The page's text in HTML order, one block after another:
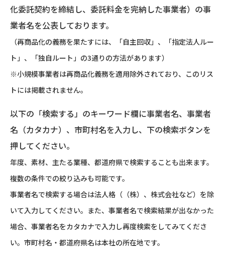
化委託契約を締結し、委託料金を完納した事業者）の事
業者名を公表しております。
（再商品化の義務を果たすには、「自主回収」、「指定法人ルー
ト」、「独自ルート」の3通りの方法があります）
※小規模事業者は再商品化義務を適用除外されており、このリス
トには掲載されません。
以下の「検索する」のキーワード欄に事業者名、事業者
名（カタカナ）、市町村名を入力し、下の検索ボタンを
押してください。
年度、素材、主たる業種、都道府県で検索することも出来ます。
複数の条件での絞り込みも可能です。
事業者名で検索する場合は法人格（（株）、株式会社など）を除
いて入力してください。また、事業者名で検索結果が出なかった
場合、事業者名をカタカナで入力し再度検索をしてみてくださ
い。市町村名・都道府県名は本社の所在地です。